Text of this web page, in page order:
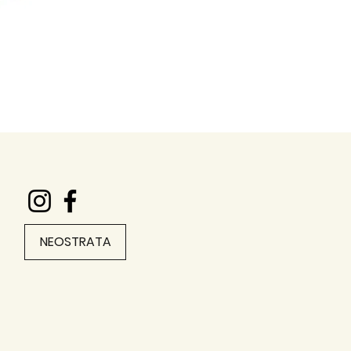
NEOSTRATA